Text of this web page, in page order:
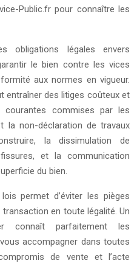
Public.fr pour connaître les
obligations légales envers
le bien contre les vices
aux normes en vigueur.
entraîner des litiges coûteux et
commises par les
la non-déclaration de travaux
la dissimulation de
et la communication
du bien.
permet d’éviter les pièges
en toute légalité. Un
connaît parfaitement les
accompagner dans toutes
de vente et l’acte